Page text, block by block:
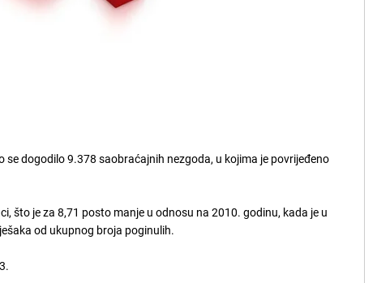
dogodilo 9.378 saobraćajnih nezgoda, u kojima je povrijeđeno
što je za 8,71 posto manje u odnosu na 2010. godinu, kada je u
od ukupnog broja poginulih.